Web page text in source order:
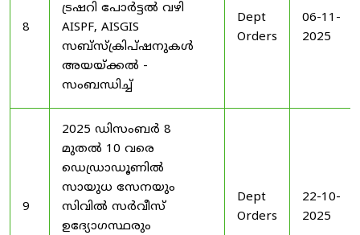
8
ട്രഷറി പോർട്ടൽ വഴി
AISPF, AISGIS
സബ്‌സ്‌ക്രിപ്‌ഷനുകൾ
അയയ്ക്കൽ -
സംബന്ധിച്ച്
Dept
Orders
06-11-
2025
9
2025 ഡിസംബർ 8
മുതൽ 10 വരെ
ഡെഡ്രാഡൂണിൽ
സായുധ സേനയും
സിവിൽ സർവീസ്
ഉദ്യോഗസ്ഥരും
Dept
Orders
22-10-
2025